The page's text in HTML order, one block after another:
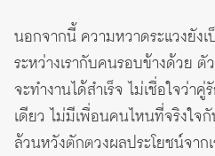
นอกจากนี้ ความหวาดระแวงยั
ระหว่างเรากับคนรอบข้างด้วย ตั
จะทำงานได้สำเร็จ ไม่เชื่อใจว่า
เดียว ไม่มีเพื่อนคนไหนที่จริงใจ
ล้วนหวังตักตวงผลประโยชน์จา